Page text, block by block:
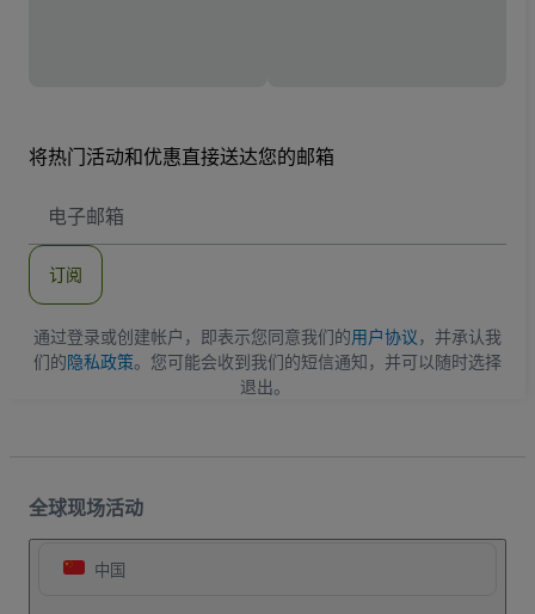
将热门活动和优惠直接送达您的邮箱
子
地
订阅
通过登录或创建帐户，即表示您同意我们的用户协议，并承认我
们的隐私政策。您可能会收到我们的短信通知，并可以随时选择
退出。
全球现场活动
中国